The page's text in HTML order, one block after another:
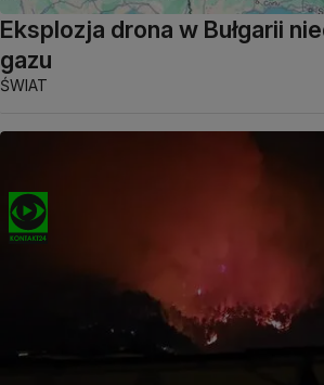
Eksplozja drona w Bułgarii
gazu
ŚWIAT